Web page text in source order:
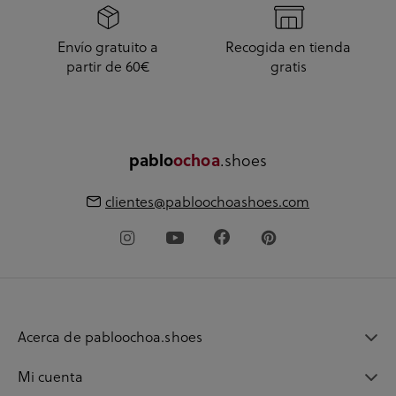
Envío gratuito a
partir de 60€
Recogida en tienda
gratis
pabloochoa.shoes
clientes@pabloochoashoes.com
Acerca de pabloochoa.shoes
Mi cuenta